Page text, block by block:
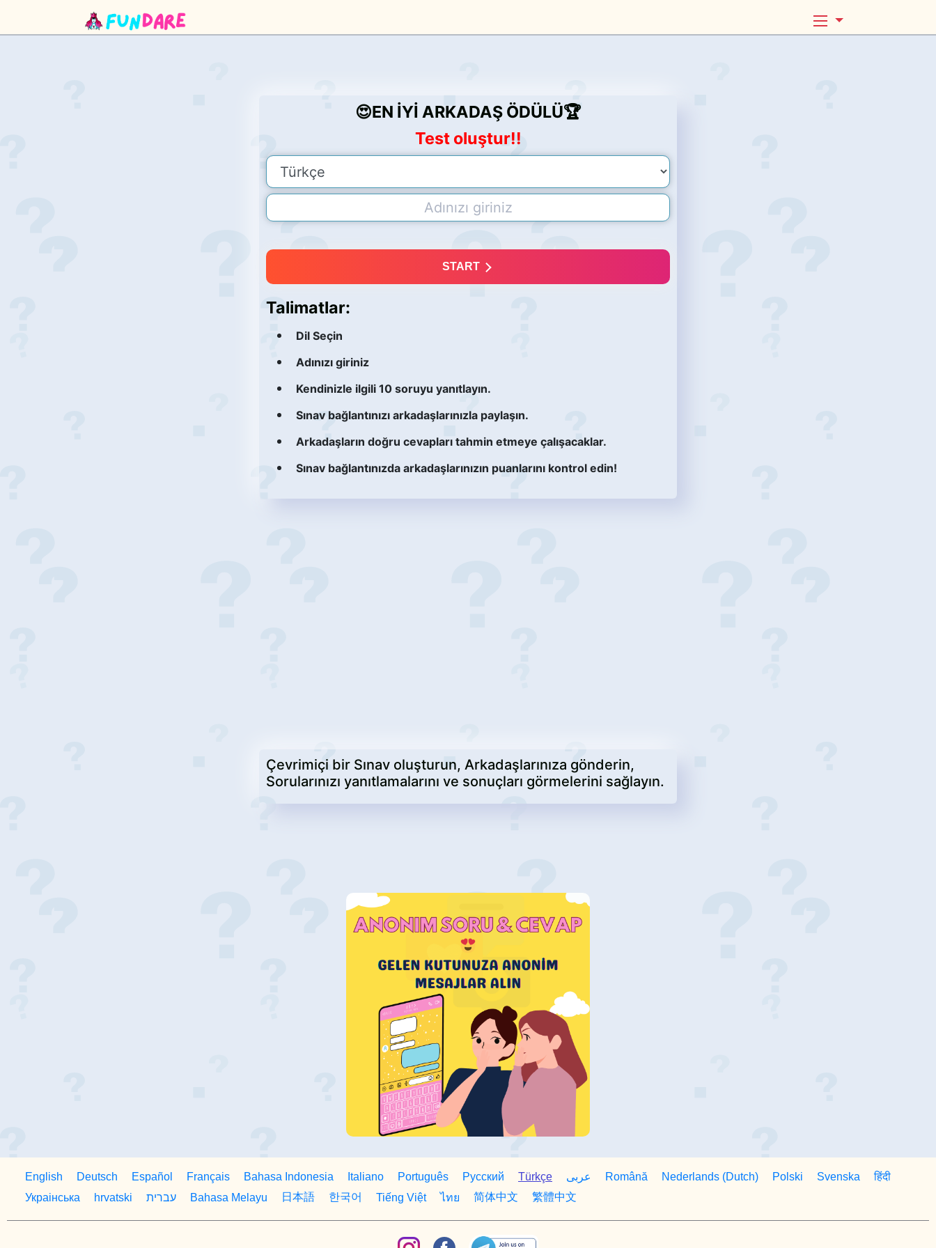
😍EN İYİ ARKADAŞ ÖDÜLÜ🏆
Test oluştur!!
START
Talimatlar:
Dil Seçin
Adınızı giriniz
Kendinizle ilgili 10 soruyu yanıtlayın.
Sınav bağlantınızı arkadaşlarınızla paylaşın.
Arkadaşların doğru cevapları tahmin etmeye çalışacaklar.
Sınav bağlantınızda arkadaşlarınızın puanlarını kontrol edin!
Çevrimiçi bir Sınav oluşturun, Arkadaşlarınıza gönderin,
Sorularınızı yanıtlamalarını ve sonuçları görmelerini sağlayın.
English Deutsch Español Français Bahasa Indonesia Italiano Português Русский Türkçe عربى Română Nederlands (Dutch) Polski Svenska
हिंदी
Украiнська
hrvatski עברית Bahasa Melayu 日本語 한국어 Tiếng Việt ไทย 简体中文 繁體中文